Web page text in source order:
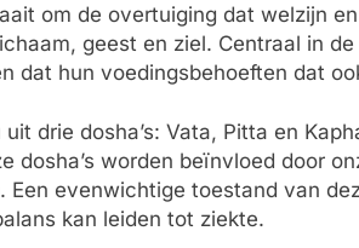
om de overtuiging dat welzijn
geest en ziel. Centraal in
dat hun voedingsbehoeften dat
drie dosha’s: Vata, Pitta en
dosha’s worden beïnvloed door
evenwichtige toestand van
kan leiden tot ziekte.